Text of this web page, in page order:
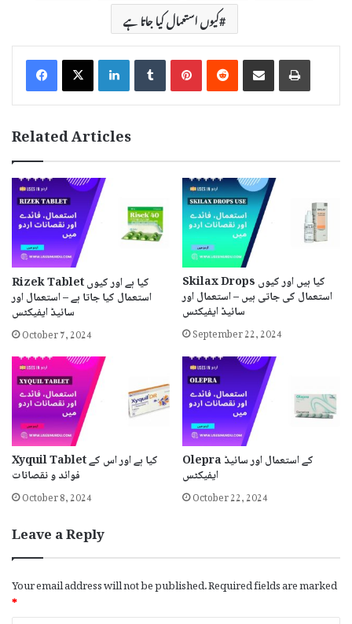
کیوں استعمال کیا جاتا ہے
LinkedInTumblrPinterestReddit Share via Email Print
Related Articles
Rizek Tablet کیا ہے اور کیوں
استعمال کیا جاتا ہے – استعمال اور
سائیڈ ایفیکٹس
October 7, 2024
Skilax Drops کیا ہیں اور کیوں
استعمال کی جاتی ہیں – استعمال اور
سائیڈ ایفیکٹس
September 22, 2024
Xyquil Tablet کیا ہے اور اس کے
فوائد و نقصانات
October 8, 2024
Olepra کے استعمال اور سائیڈ
ایفیکٹس
October 22, 2024
Leave a Reply
Your email address will not be published.Required fields are marked
*